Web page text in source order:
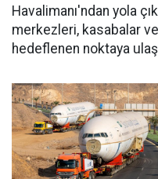
Havalimanı'ndan yola
merkezleri, kasabalar
hedeflenen noktaya